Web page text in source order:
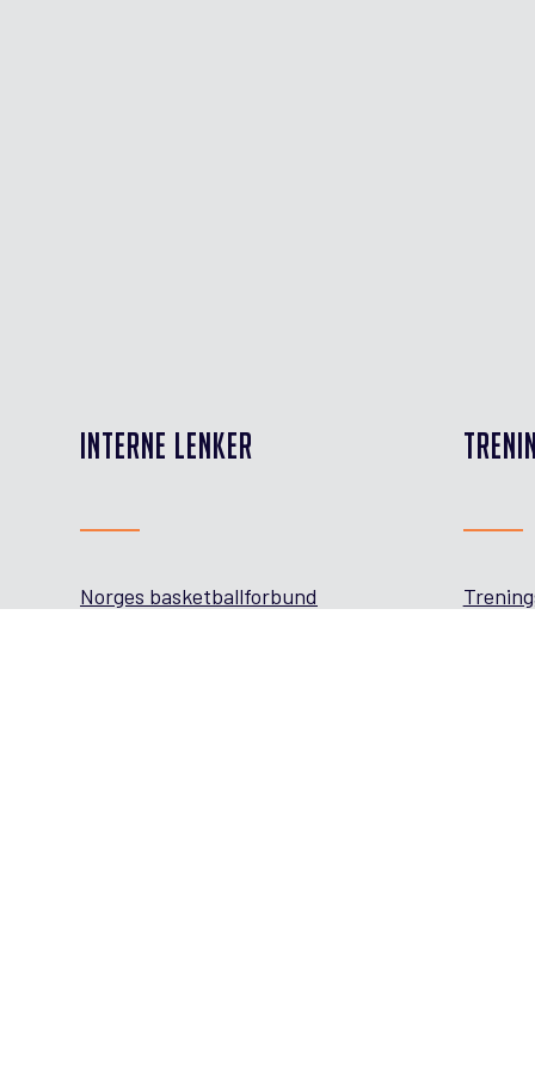
INTERNE LENKER
Norges basketballforbund